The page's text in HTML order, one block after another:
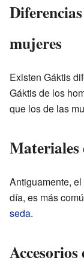
mujeres
Existen Gáktis
Gáktis de los
que los de las
Antiguamente,
día, es más
seda.